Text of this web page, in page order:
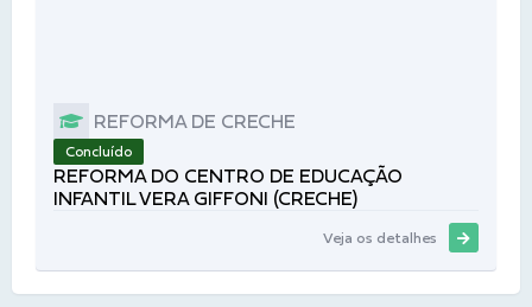
REFORMA DE CRECHE
Concluído
REFORMA DO CENTRO DE EDUCAÇÃO
INFANTIL VERA GIFFONI (CRECHE)
Veja os detalhes